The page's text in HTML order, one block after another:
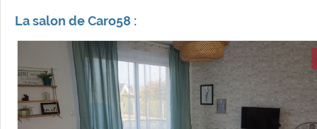
La salon de Caro58 :